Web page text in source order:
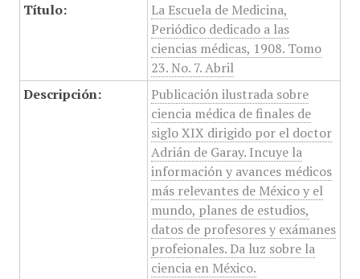
Título:
La Escuela de Medicina,
Periódico dedicado a las
ciencias médicas, 1908. Tomo
23. No. 7. Abril
Descripción:
Publicación ilustrada sobre
ciencia médica de finales de
siglo XIX dirigido por el doctor
Adrián de Garay. Incuye la
información y avances médicos
más relevantes de México y el
mundo, planes de estudios,
datos de profesores y exámanes
profeionales. Da luz sobre la
ciencia en México.